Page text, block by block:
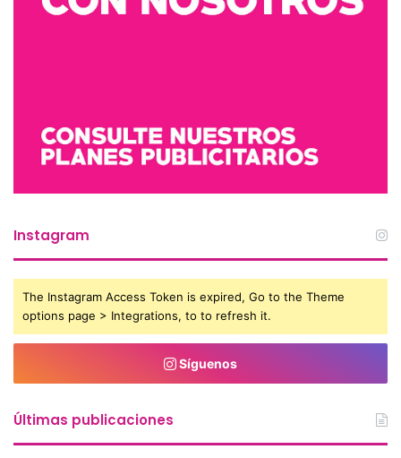
Instagram
The Instagram Access Token is expired, Go to the Theme
options page > Integrations, to to refresh it.
Síguenos
Últimas publicaciones